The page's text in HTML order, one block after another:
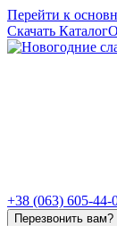
Перейти к
Скачать Каталог
+38 (063) 605-44-
Перезвонить вам?